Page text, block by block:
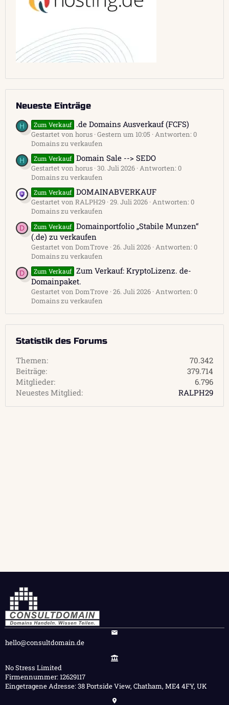
Neueste Einträge
H Zum Verkauf .de Domains Ausverkauf (FCFS)
Gestartet von horus Gestern um 10:05 Antworten: 0
Domains zu verkaufen
H Zum Verkauf Domain Sale --> SEDO
Gestartet von horus 30. Juli 2026 Antworten: 0
Domains zu verkaufen
Zum Verkauf DOMAINABVERKAUF
Gestartet von RALPH29 29. Juli 2026 Antworten: 0
Domains zu verkaufen
D Zum Verkauf Domainportfolio „Stabile Munzen“
(.de) zu verkaufen
Gestartet von DomTrove 26. Juli 2026 Antworten: 0
Domains zu verkaufen
D Zum Verkauf Zum Verkauf: KryptoLizenz. de-
Domainpaket.
Gestartet von DomTrove 26. Juli 2026 Antworten: 0
Domains zu verkaufen
Statistik des Forums
Themen
70.342
Beiträge
379.714
Mitglieder
6.796
Neuestes Mitglied
RALPH29
hello@consultdomain.de
No Stress Limited
Firmennummer: 12629117
Eingetragene Adresse: 38 Portside View, Chatham, ME4 4FY, UK